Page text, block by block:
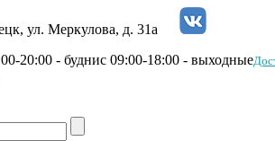
ул. Меркулова, д. 31а
20:00 - буднис 09:00-18:00 - выходные